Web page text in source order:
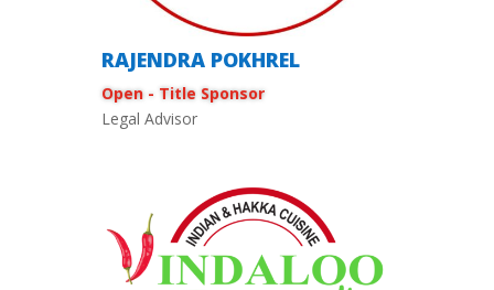
RAJENDRA POKHREL
Open - Title Sponsor
Legal Advisor